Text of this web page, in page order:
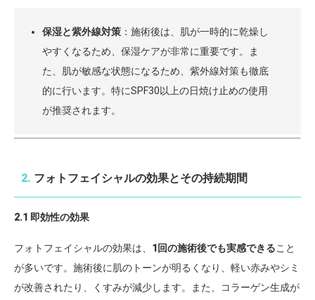
保湿と紫外線対策 ：施術後は、肌が一時的に乾燥し
やすくなるため、保湿ケアが非常に重要です。ま
た、肌が敏感な状態になるため、紫外線対策も徹底
的に行います。特にSPF30以上の日焼け止めの使用
が推奨されます。
2. フォトフェイシャルの効果とその持続期間
2.1 即効性の効果
フォトフェイシャルの効果は、 1回の施術後でも実感できること
が多いです。施術後に肌のトーンが明るくなり、軽い赤みやシミ
が改善されたり、くすみが減少します。また、コラーゲン生成が